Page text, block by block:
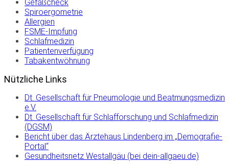
Gefäßcheck
Spiroergometrie
Allergien
FSME-Impfung
Schlafmedizin
Patientenverfügung
Tabakentwöhnung
Nützliche Links
Dt. Gesellschaft für Pneumologie und Beatmungsmedizin
e.V.
Dt. Gesellschaft für Schlafforschung und Schlafmedizin
(DGSM)
Bericht über das Ärztehaus Lindenberg im „Demografie-
Portal“
Gesundheitsnetz Westallgäu (bei dein-allgaeu.de)